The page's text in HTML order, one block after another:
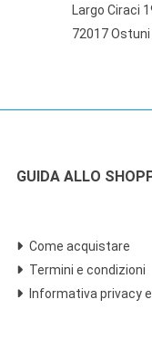
Largo Ciraci
72017 Ostuni
GUIDA ALLO
Come acquistare
Termini e condizioni
Informativa privacy